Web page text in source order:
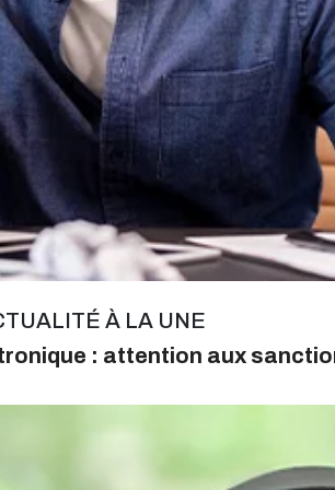
À LA UNE
: attention aux